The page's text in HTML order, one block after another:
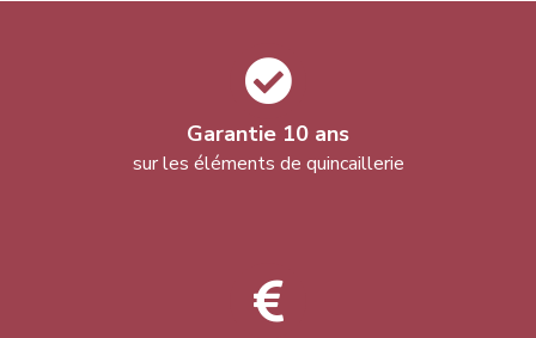
Garantie 10 ans
sur les éléments de quincaillerie